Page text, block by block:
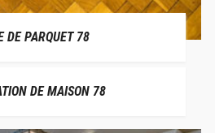
DE PARQUET 78
DE MAISON 78